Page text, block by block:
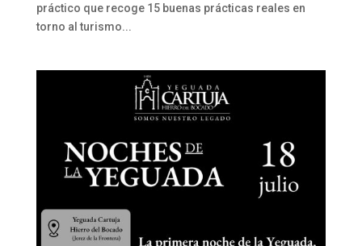
práctico que recoge 15 buenas prácticas reales en
torno al turismo...